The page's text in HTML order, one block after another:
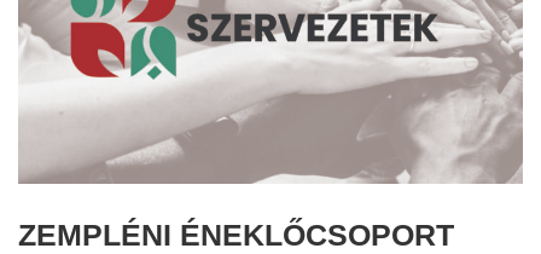
ZEMPLÉNI ÉNEKLŐCSOPORT